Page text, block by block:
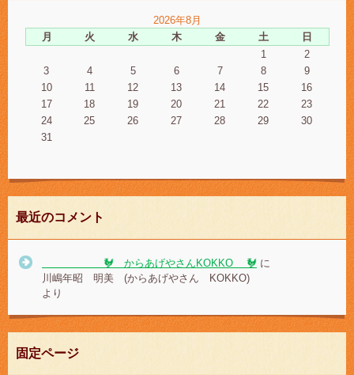
2026年8月
月
火 水 木 金 土
日
1
2
3
4 5 6 7 8
9
10
11 12 13 14 15
16
17
18 19 20 21 22
23
24
25 26 27 28 29
30
31
最近のコメント
🐓 からあげやさんKOKKO 🐓 に
川嶋年昭 明美 (からあげやさん KOKKO)
より
固定ページ